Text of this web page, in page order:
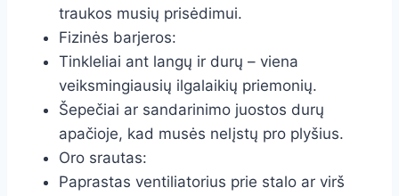
traukos musių prisėdimui.
Fizinės barjeros:
Tinkleliai ant langų ir durų – viena
veiksmingiausių ilgalaikių priemonių.
Šepečiai ar sandarinimo juostos durų
apačioje, kad musės nelįstų pro plyšius.
Oro srautas:
Paprastas ventiliatorius prie stalo ar virš